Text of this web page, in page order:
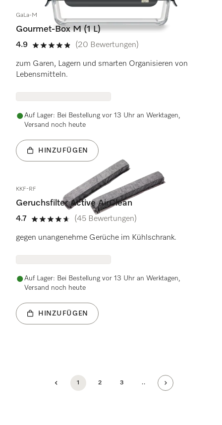
GaLa-M
Gourmet-Box M (1 L)
4.9
4.9 Sterne von 5
(20 Bewertungen)
zum Garen, Lagern und smarten Organisieren von
Lebensmitteln.
Auf Lager: Bei Bestellung vor 13 Uhr an Werktagen,
Versand noch heute
HINZUFÜGEN
KKF-RF
Geruchsfilter Active AirClean
4.7
4.7 Sterne von 5
(45 Bewertungen)
gegen unangenehme Gerüche im Kühlschrank.
Auf Lager: Bei Bestellung vor 13 Uhr an Werktagen,
Versand noch heute
HINZUFÜGEN
1 2 3 ..